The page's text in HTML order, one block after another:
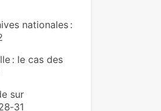
nationales :
: le cas des
sur